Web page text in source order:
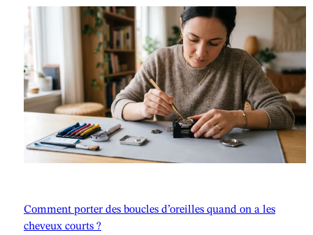
Comment porter des boucles d’oreilles quand on a les
cheveux courts ?